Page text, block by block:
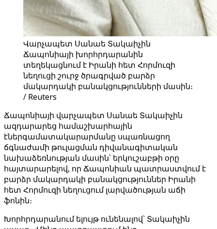
Վարչապետ Սանաե Տակաիչին
Ճապոնիայի խորհրդարանին
տեղեկացնում է Իրանի հետ Հորմուզի
նեղուցի շուրջ ծրագրված բարձր
մակարդակի բանակցությունների մասին։
/ Reuters
Ճապոնիայի վարչապետ Սանաե Տակաիչին
ազդարարեց համաշխարհային
էներգամատակարարմանը սպառնացող
ճգնաժամի թուլացման դիվանագիտական ​​
նախաձեռնության մասին՝ երկուշաբթի օրը
հայտարարելով, որ Ճապոնիան պատրաստվում է
բարձր մակարդակի բանակցություններ Իրանի
հետ Հորմուզի նեղուցում լարվածության աճի
ֆոնին։
Խորհրդարանում ելույթ ունենալով՝ Տակաիչին